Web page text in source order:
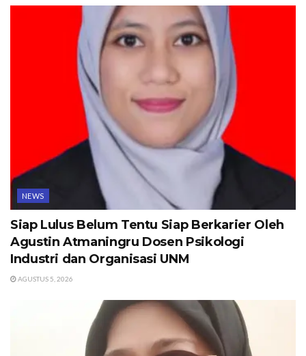
NEWS
Siap Lulus Belum Tentu Siap Berkarier Oleh
Agustin Atmaningru Dosen Psikologi
Industri dan Organisasi UNM
AGUSTUS 5, 2026